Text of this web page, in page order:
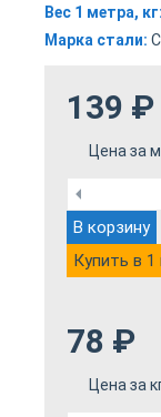
Вес 1 метра, кг:
Марка стали:
139 ₽
Цена за
В корзину
Купить в 1
78 ₽
Цена за